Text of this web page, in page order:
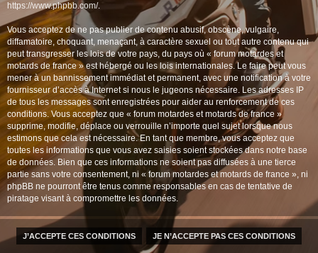
https://www.phpbb.com/.
Vous acceptez de ne pas publier de contenu abusif, obscène, vulgaire,
diffamatoire, choquant, menaçant, à caractère sexuel ou tout autre contenu qui
peut transgresser les lois de votre pays, du pays où « forum motardes et
motards de france » est hébergé ou les lois internationales. Le faire peut vous
mener à un bannissement immédiat et permanent, avec une notification à votre
fournisseur d’accès à Internet si nous le jugeons nécessaire. Les adresses IP
de tous les messages sont enregistrées pour aider au renforcement de ces
conditions. Vous acceptez que « forum motardes et motards de france »
supprime, modifie, déplace ou verrouille n’importe quel sujet lorsque nous
estimons que cela est nécessaire. En tant que membre, vous acceptez que
toutes les informations que vous avez saisies soient stockées dans notre base
de données. Bien que ces informations ne soient pas diffusées à une tierce
partie sans votre consentement, ni « forum motardes et motards de france », ni
phpBB ne pourront être tenus comme responsables en cas de tentative de
piratage visant à compromettre les données.